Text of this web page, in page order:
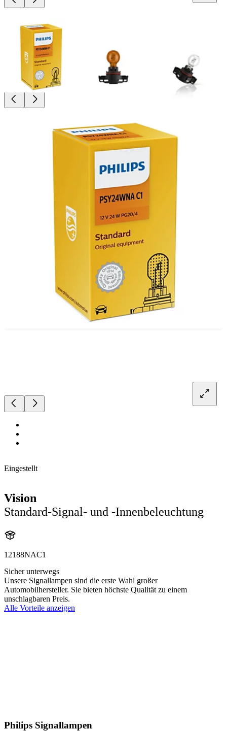
Eingestellt
Vision
Standard-Signal- und -Innenbeleuchtung
12188NAC1
Sicher unterwegs
Unsere Signallampen sind die erste Wahl großer
Automobilhersteller. Sie bieten höchste Qualität zu einem
unschlagbaren Preis.
Alle Vorteile anzeigen
Philips Signallampen